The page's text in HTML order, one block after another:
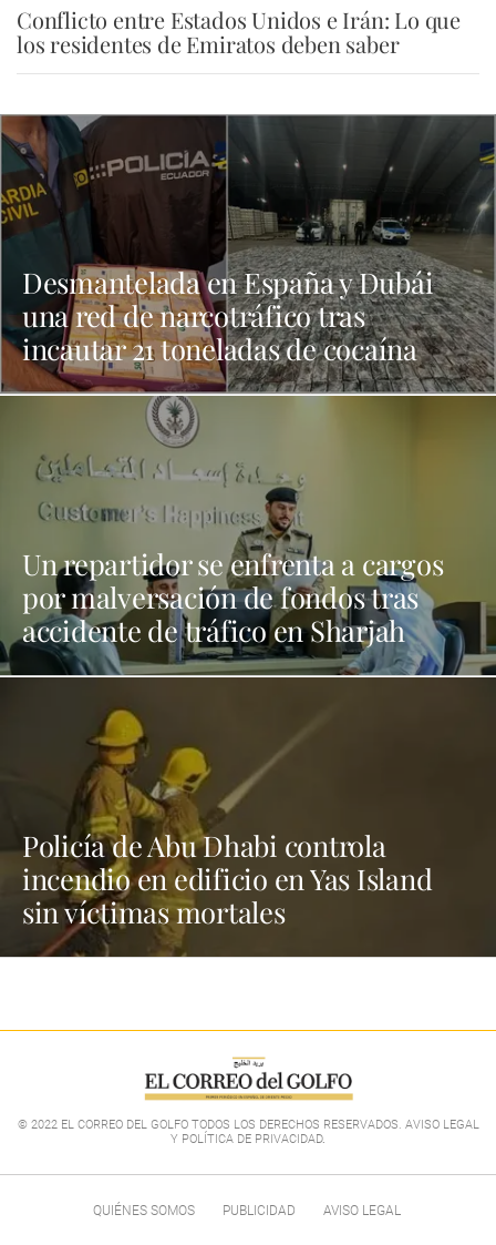
Conflicto entre Estados Unidos e Irán: Lo que
los residentes de Emiratos deben saber
Desmantelada en España y Dubái
una red de narcotráfico tras
incautar 21 toneladas de cocaína
Un repartidor se enfrenta a cargos
por malversación de fondos tras
accidente de tráfico en Sharjah
Policía de Abu Dhabi controla
incendio en edificio en Yas Island
sin víctimas mortales
© 2022 EL CORREO DEL GOLFO TODOS LOS DERECHOS RESERVADOS. AVISO LEGAL
Y POLÍTICA DE PRIVACIDAD.
QUIÉNES SOMOS PUBLICIDAD AVISO LEGAL